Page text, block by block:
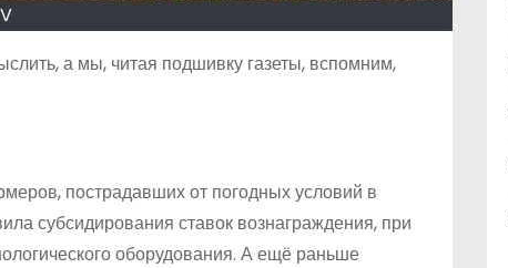
а мы, читая подшивку газеты, вспомним,
пострадавших от погодных условий в
субсидирования ставок вознаграждения, при
оборудования. А ещё раньше